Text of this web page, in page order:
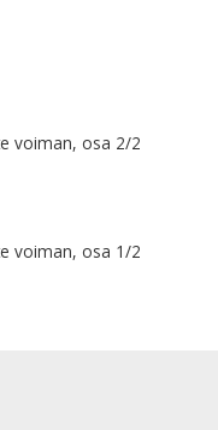
voiman, osa 2/2
voiman, osa 1/2